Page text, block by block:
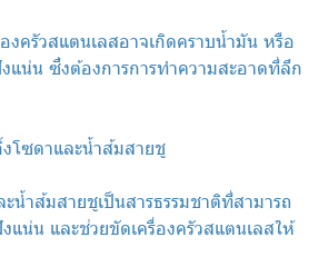
ครัวสแตนเลสอาจเกิดคราบน้ำมัน หรือ
แน่น ซึ่งต้องการการทำความสะอาดที่ลึก
งโซดาและน้ำส้มสายชู
น้ำส้มสายชูเป็นสารธรรมชาติที่สามารถ
แน่น และช่วยขัดเครื่องครัวสแตนเลสให้